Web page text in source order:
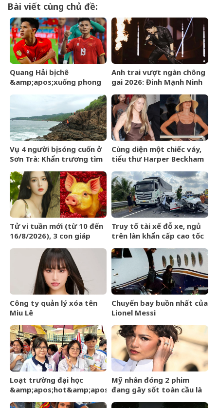
Bài viết cùng chủ đề:
Quang Hải bị chê
&amp;apos;xuống phong
chỉ nói 2 từ về đàn anh đã
đủ dẹp yên tất cả
Anh trai vượt ngàn chông
gai 2026: Đinh Mạnh Ninh
rock cứu đồng đội
Vụ 4 người bị sóng cuốn ở
Sơn Trà: Khẩn trương tìm
Cùng diện một chiếc váy,
tiểu thư Harper Beckham
Victoria lại gây chú ý vì
vóc dáng gầy gò
Tử vi tuần mới (từ 10 đến
16/8/2026), 3 con giáp
vàng dư dả
Truy tố tài xế đỗ xe, ngủ
trên làn khẩn cấp cao tốc
Công ty quản lý xóa tên
Miu Lê
Chuyến bay buồn nhất của
Lionel Messi
Loạt trường đại học
&amp;apos;hot&amp;apos;
Mỹ nhân đóng 2 phim
đang gây sốt toàn cầu là